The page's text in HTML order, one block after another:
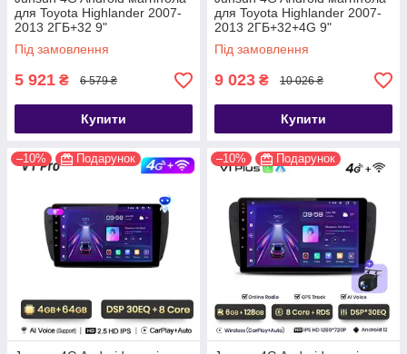
для Toyota Highlander 2007-
2013 2ГБ+32 9"
Під замовлення
5 921 ₴ 6 579 ₴
Купити
для Toyota Highlander 2007-
2013 2ГБ+32+4G 9"
Під замовлення
9 023 ₴ 10 026 ₴
Купити
–10% Подарунок –10% Подарунок